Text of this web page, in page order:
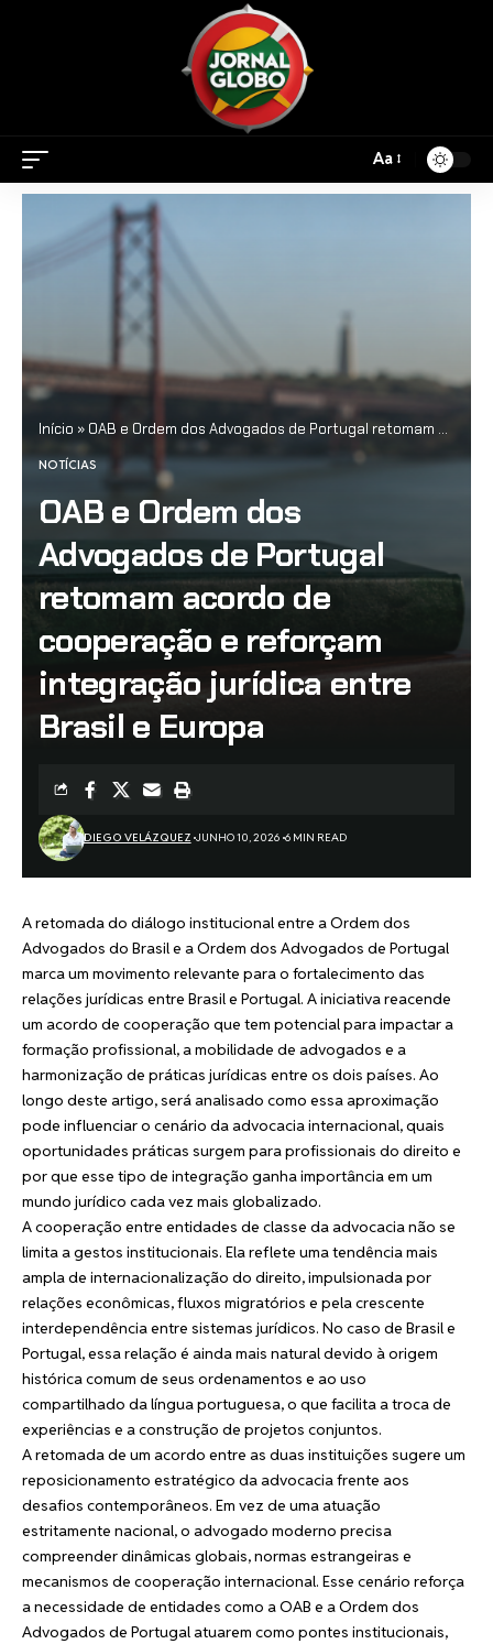
Aa
Início » OAB e Ordem dos Advogados de Portugal retomam acordo de cooperação e reforçam integração jurídica entre Brasil e Europa
NOTÍCIAS
OAB e Ordem dos
Advogados de Portugal
retomam acordo de
cooperação e reforçam
integração jurídica entre
Brasil e Europa
DIEGO VELÁZQUEZ JUNHO 10, 2026 6 MIN READ
A retomada do diálogo institucional entre a Ordem dos
Advogados do Brasil e a Ordem dos Advogados de Portugal
marca um movimento relevante para o fortalecimento das
relações jurídicas entre Brasil e Portugal. A iniciativa reacende
um acordo de cooperação que tem potencial para impactar a
formação profissional, a mobilidade de advogados e a
harmonização de práticas jurídicas entre os dois países. Ao
longo deste artigo, será analisado como essa aproximação
pode influenciar o cenário da advocacia internacional, quais
oportunidades práticas surgem para profissionais do direito e
por que esse tipo de integração ganha importância em um
mundo jurídico cada vez mais globalizado.
A cooperação entre entidades de classe da advocacia não se
limita a gestos institucionais. Ela reflete uma tendência mais
ampla de internacionalização do direito, impulsionada por
relações econômicas, fluxos migratórios e pela crescente
interdependência entre sistemas jurídicos. No caso de Brasil e
Portugal, essa relação é ainda mais natural devido à origem
histórica comum de seus ordenamentos e ao uso
compartilhado da língua portuguesa, o que facilita a troca de
experiências e a construção de projetos conjuntos.
A retomada de um acordo entre as duas instituições sugere um
reposicionamento estratégico da advocacia frente aos
desafios contemporâneos. Em vez de uma atuação
estritamente nacional, o advogado moderno precisa
compreender dinâmicas globais, normas estrangeiras e
mecanismos de cooperação internacional. Esse cenário reforça
a necessidade de entidades como a OAB e a Ordem dos
Advogados de Portugal atuarem como pontes institucionais,